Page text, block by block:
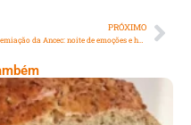
PRÓXIMO
Premiação da Ancec: noite de emoções e honrarias